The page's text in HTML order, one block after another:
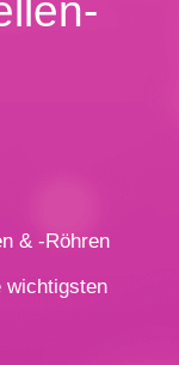
& -Röhren
wichtigsten